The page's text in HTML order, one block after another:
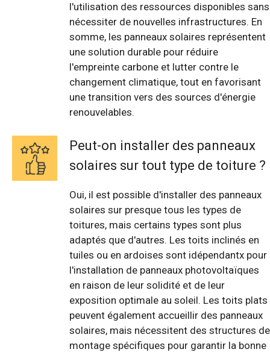
l'utilisation des ressources disponibles sans
nécessiter de nouvelles infrastructures. En
somme, les panneaux solaires représentent
une solution durable pour réduire
l'empreinte carbone et lutter contre le
changement climatique, tout en favorisant
une transition vers des sources d'énergie
renouvelables.
Peut-on installer des panneaux
solaires sur tout type de toiture ?
Oui, il est possible d'installer des panneaux
solaires sur presque tous les types de
toitures, mais certains types sont plus
adaptés que d'autres. Les toits inclinés en
tuiles ou en ardoises sont idépendantx pour
l'installation de panneaux photovoltaïques
en raison de leur solidité et de leur
exposition optimale au soleil. Les toits plats
peuvent également accueillir des panneaux
solaires, mais nécessitent des structures de
montage spécifiques pour garantir la bonne